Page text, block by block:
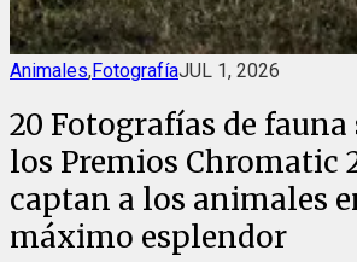
Animales,FotografíaJUL 1, 2026
20 Fotografías de fauna
los Premios Chromatic
captan a los animales
máximo esplendor